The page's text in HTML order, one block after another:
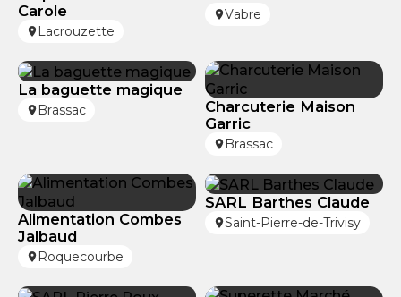
Carole
Lacrouzette
Vabre
La baguette magique
Brassac
Charcuterie Maison
Garric
Brassac
Alimentation Combes
Jalbaud
Roquecourbe
SARL Barthes Claude
Saint-Pierre-de-Trivisy